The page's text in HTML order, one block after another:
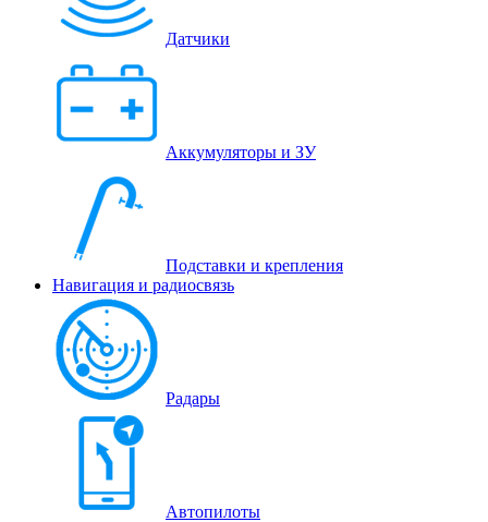
Датчики
Аккумуляторы и ЗУ
Подставки и крепления
Навигация и радиосвязь
Радары
Автопилоты